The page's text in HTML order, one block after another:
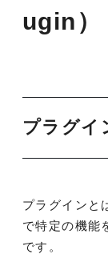
ugin）
プラグイ
プラグインと
で特定の機能
です。